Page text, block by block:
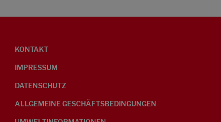
KONTAKT
IMPRESSUM
DATENSCHUTZ
ALLGEMEINE GESCHÄFTSBEDINGUNGEN